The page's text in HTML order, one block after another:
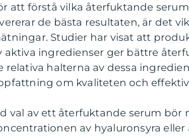
att förstå vilka återfuktande
de bästa resultaten, är det
Studier har visat att
aktiva ingredienser ger bättre
relativa halterna av dessa
om kvaliteten och
val av ett återfuktande serum bör
av hyaluronsyra